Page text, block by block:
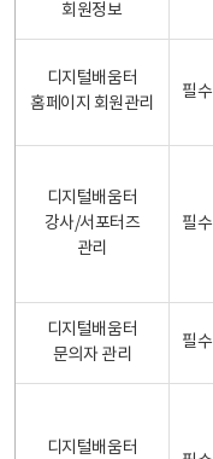
회원정보
디지털배움터
홈페이지 회원관리
필수
디지털배움터
강사/서포터즈
관리
필수
디지털배움터
문의자 관리
필수
디지털배움터